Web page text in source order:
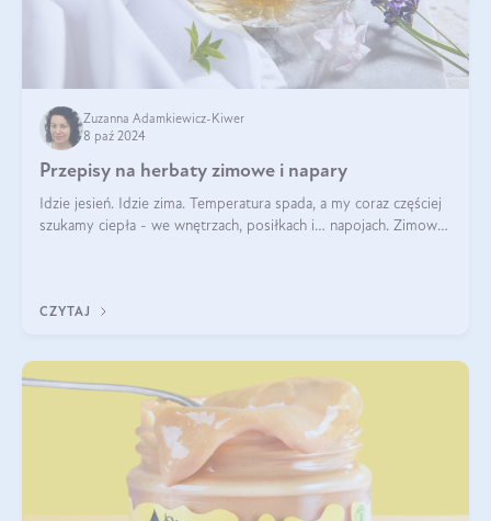
Zuzanna Adamkiewicz-Kiwer
8 paź 2024
Przepisy na herbaty zimowe i napary
Idzie jesień. Idzie zima. Temperatura spada, a my coraz częściej
szukamy ciepła - we wnętrzach, posiłkach i… napojach. Zimowe
CZYTAJ